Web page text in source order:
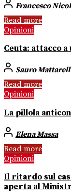
Francesco
Read more
Opinioni
Ceuta: attacco a
Sauro
Read more
Opinioni
La pillola
Elena Massa
Read more
Opinioni
Il ritardo sul
aperta al